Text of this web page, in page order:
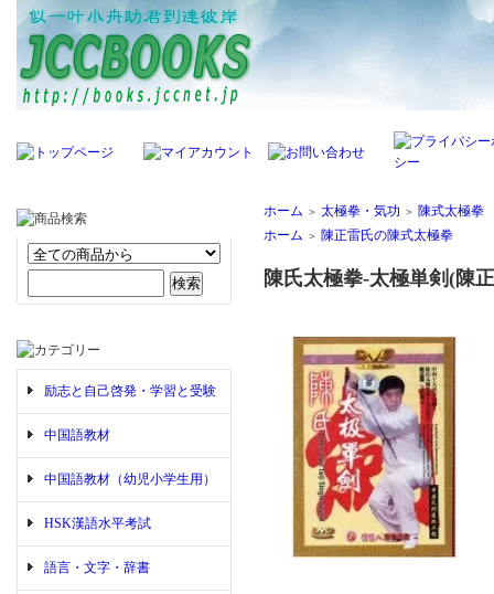
励志と自己啓発・学習と受験
中国語教材
中国語教材（幼児小学生用）
HSK漢語水平考試
語言・文字・辞書
ホーム ＞ 太極拳・気功 ＞ 陳式太極拳
ホーム ＞ 陳正雷氏の陳式太極拳
陳氏太極拳-太極単剣(陳